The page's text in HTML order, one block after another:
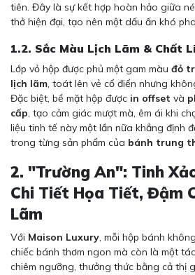
tiên. Đây là sự kết hợp hoàn hảo giữa
thở hiện đại, tạo nên một dấu ấn khó
1.2. Sắc Màu Lịch Lãm & Chất
Lớp vỏ hộp được phủ một gam màu đỏ
lịch lãm, toát lên vẻ cổ điển nhưng
Đặc biệt, bề mặt hộp được in offset và
cấp, tạo cảm giác mượt mà, êm ái khi
liệu tinh tế này một lần nữa khẳng định
trong từng sản phẩm của bánh trung
2. "Trường An": Tinh
Chi Tiết Họa Tiết, Đậm
Lãm
Với Maison Luxury, mỗi hộp bánh
chiếc bánh thơm ngon mà còn là một
chiêm ngưỡng, thưởng thức bằng cả thị